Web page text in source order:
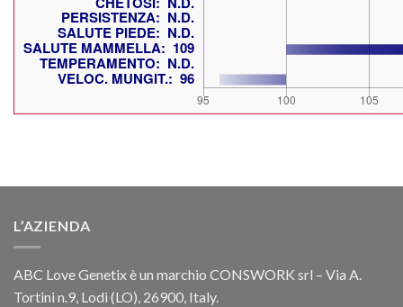
L’AZIENDA
ABC Love Genetix è un marchio CONSWORK srl – Via A.
Tortini n.9, Lodi (LO), 26900, Italy.